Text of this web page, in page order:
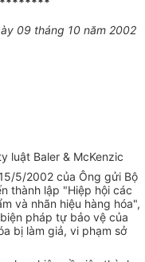
09 tháng 10 năm 2002
luật Baler & McKenzic
5/2002 của Ông gửi Bộ
thành lập "Hiệp hội các
và nhãn hiệu hàng hóa",
pháp tự bảo vệ của
bị làm giả, vi phạm sở